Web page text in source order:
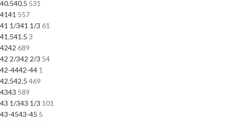
40.540.5 531
4141 557
41 1/341 1/3 61
41.541.5 3
4242 689
42 2/342 2/3 54
42-4442-44 1
42.542.5 469
4343 589
43 1/343 1/3 101
43-4543-45 5